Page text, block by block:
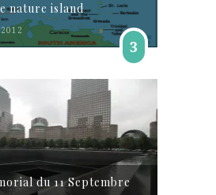
nature island
3
du 11 Septembre